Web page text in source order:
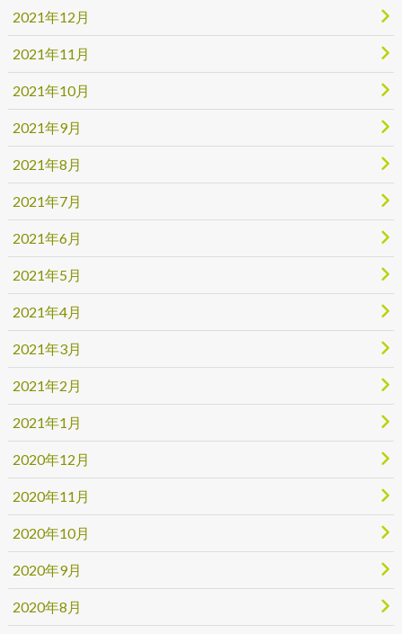
2021年12月
2021年11月
2021年10月
2021年9月
2021年8月
2021年7月
2021年6月
2021年5月
2021年4月
2021年3月
2021年2月
2021年1月
2020年12月
2020年11月
2020年10月
2020年9月
2020年8月